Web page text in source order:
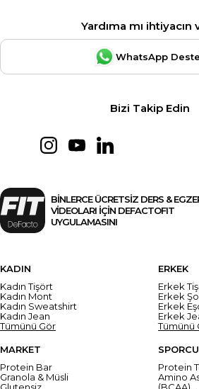
Yardıma mı ihtiyacın
WhatsApp
Bizi Takip Edin
BİNLERCE ÜCRETSİZ DERS &
VİDEOLARI İÇİN DEFACTOFIT
UYGULAMASINI
KADIN
Kadın Tişört
Kadın Mont
Kadın Sweatshirt
Kadın Jean
Tümünü Gör
ERKEK
Erkek
Erkek
Erkek
Erkek
Tümünü
MARKET
Protein Bar
Granola & Müsli
Protein
Amino